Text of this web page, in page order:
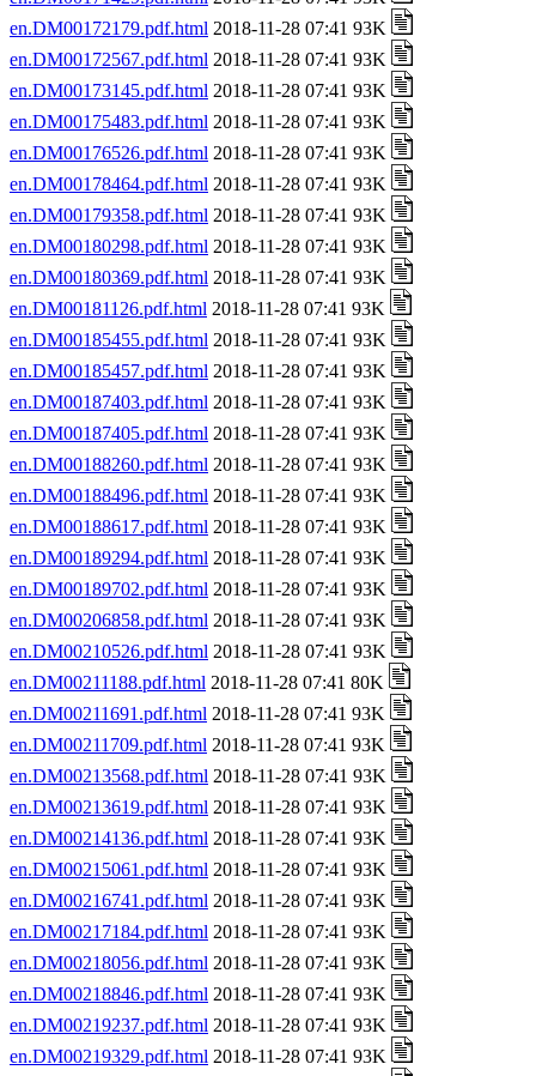
en.DM00172179.pdf.html 2018-11-28 07:41 93K
en.DM00172567.pdf.html 2018-11-28 07:41 93K
en.DM00173145.pdf.html 2018-11-28 07:41 93K
en.DM00175483.pdf.html 2018-11-28 07:41 93K
en.DM00176526.pdf.html 2018-11-28 07:41 93K
en.DM00178464.pdf.html 2018-11-28 07:41 93K
en.DM00179358.pdf.html 2018-11-28 07:41 93K
en.DM00180298.pdf.html 2018-11-28 07:41 93K
en.DM00180369.pdf.html 2018-11-28 07:41 93K
en.DM00181126.pdf.html 2018-11-28 07:41 93K
en.DM00185455.pdf.html 2018-11-28 07:41 93K
en.DM00185457.pdf.html 2018-11-28 07:41 93K
en.DM00187403.pdf.html 2018-11-28 07:41 93K
en.DM00187405.pdf.html 2018-11-28 07:41 93K
en.DM00188260.pdf.html 2018-11-28 07:41 93K
en.DM00188496.pdf.html 2018-11-28 07:41 93K
en.DM00188617.pdf.html 2018-11-28 07:41 93K
en.DM00189294.pdf.html 2018-11-28 07:41 93K
en.DM00189702.pdf.html 2018-11-28 07:41 93K
en.DM00206858.pdf.html 2018-11-28 07:41 93K
en.DM00210526.pdf.html 2018-11-28 07:41 93K
en.DM00211188.pdf.html 2018-11-28 07:41 80K
en.DM00211691.pdf.html 2018-11-28 07:41 93K
en.DM00211709.pdf.html 2018-11-28 07:41 93K
en.DM00213568.pdf.html 2018-11-28 07:41 93K
en.DM00213619.pdf.html 2018-11-28 07:41 93K
en.DM00214136.pdf.html 2018-11-28 07:41 93K
en.DM00215061.pdf.html 2018-11-28 07:41 93K
en.DM00216741.pdf.html 2018-11-28 07:41 93K
en.DM00217184.pdf.html 2018-11-28 07:41 93K
en.DM00218056.pdf.html 2018-11-28 07:41 93K
en.DM00218846.pdf.html 2018-11-28 07:41 93K
en.DM00219237.pdf.html 2018-11-28 07:41 93K
en.DM00219329.pdf.html 2018-11-28 07:41 93K